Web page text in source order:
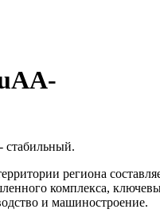
стабильный.
региона
комплекса,
и машиностроение.